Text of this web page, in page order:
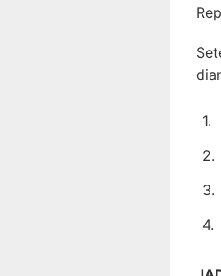
1.
2.
3.
4.